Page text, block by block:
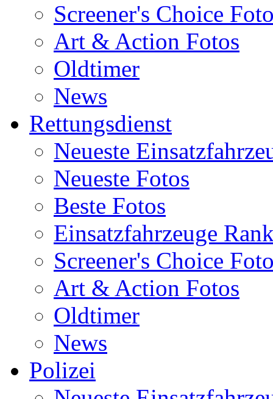
Screener's Choice
Art & Action Fotos
Oldtimer
News
Rettungsdienst
Neueste
Neueste Fotos
Beste Fotos
Einsatzfahrzeuge
Screener's Choice
Art & Action Fotos
Oldtimer
News
Polizei